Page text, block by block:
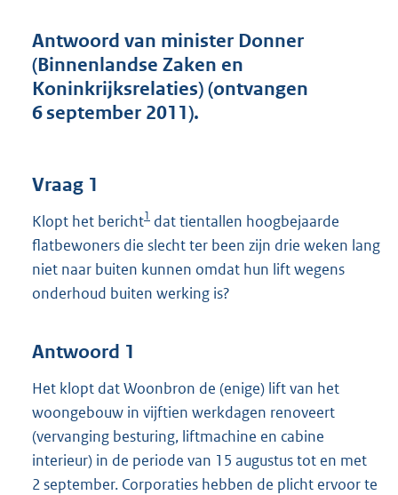
Antwoord van minister Donner
(Binnenlandse Zaken en
Koninkrijksrelaties) (ontvangen
6 september 2011).
Vraag 1
Klopt het bericht1 dat tientallen hoogbejaarde
flatbewoners die slecht ter been zijn drie weken lang
niet naar buiten kunnen omdat hun lift wegens
onderhoud buiten werking is?
Antwoord 1
Het klopt dat Woonbron de (enige) lift van het
woongebouw in vijftien werkdagen renoveert
(vervanging besturing, liftmachine en cabine
interieur) in de periode van 15 augustus tot en met
2 september. Corporaties hebben de plicht ervoor te